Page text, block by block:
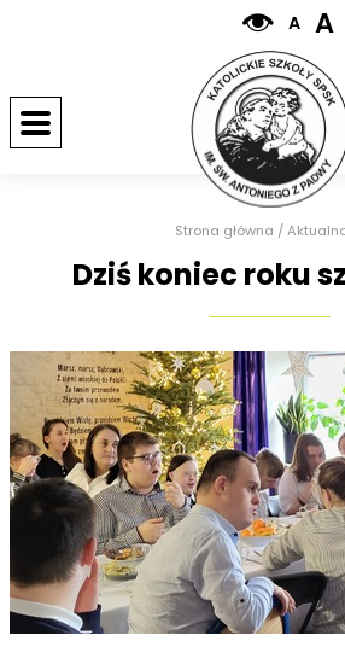
A A
Strona główna /
Dziś koniec roku